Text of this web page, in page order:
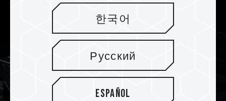
한국어
Русский
Español